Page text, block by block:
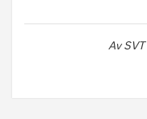
AvSVT